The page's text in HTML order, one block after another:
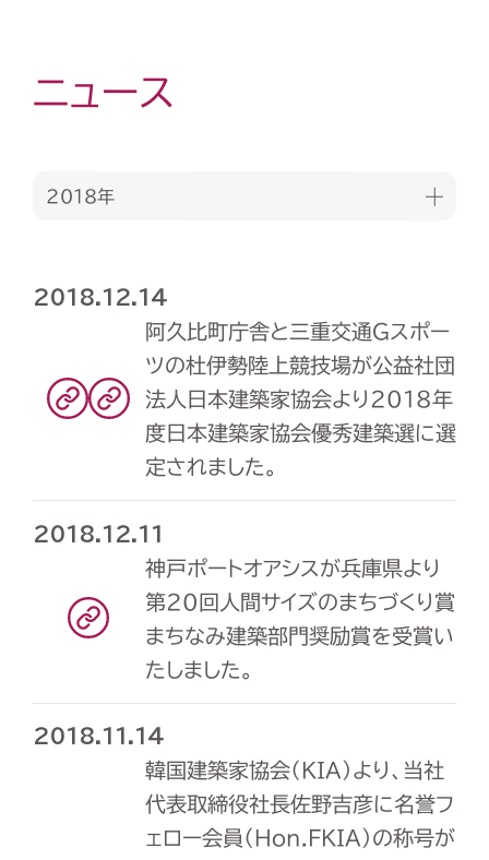
ニュース
2018年
2018.12.14
阿久比町庁舎と三重交通Gスポー
ツの杜伊勢陸上競技場が公益社団
法人日本建築家協会より2018年
度日本建築家協会優秀建築選に選
定されました。
2018.12.11
神戸ポートオアシスが兵庫県より
第20回人間サイズのまちづくり賞
まちなみ建築部門奨励賞を受賞い
たしました。
2018.11.14
韓国建築家協会（KIA）より、当社
代表取締役社長佐野吉彦に名誉フ
ェロー会員（Hon.FKIA）の称号が